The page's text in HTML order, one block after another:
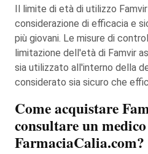
Il limite di età di utilizzo
considerazione di efficacia e
più giovani. Le misure di
limitazione dell'età di Famvir
sia utilizzato all'interno della
considerato sia sicuro che
Come acquistare
consultare un
FarmaciaCalia.com?